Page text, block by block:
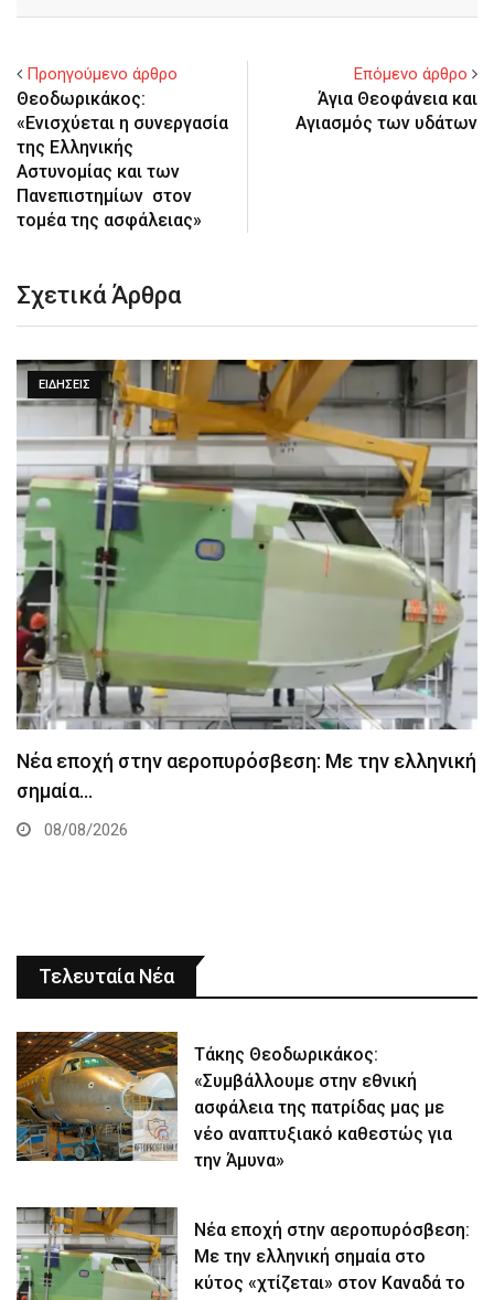
Προηγούμενο άρθρο
Θεοδωρικάκος:
«Ενισχύεται η συνεργασία
της Ελληνικής
Αστυνομίας και των
Πανεπιστημίων στον
τομέα της ασφάλειας»
Επόμενο άρθρο
Άγια Θεοφάνεια και
Αγιασμός των υδάτων
Σχετικά Άρθρα
ΕΙΔΉΣΕΙΣ
Νέα εποχή στην αεροπυρόσβεση: Με την ελληνική
σημαία…
08/08/2026
Τελευταία Νέα
Τάκης Θεοδωρικάκος:
«Συμβάλλουμε στην εθνική
ασφάλεια της πατρίδας μας με
νέο αναπτυξιακό καθεστώς για
την Άμυνα»
Νέα εποχή στην αεροπυρόσβεση:
Με την ελληνική σημαία στο
κύτος «χτίζεται» στον Καναδά το